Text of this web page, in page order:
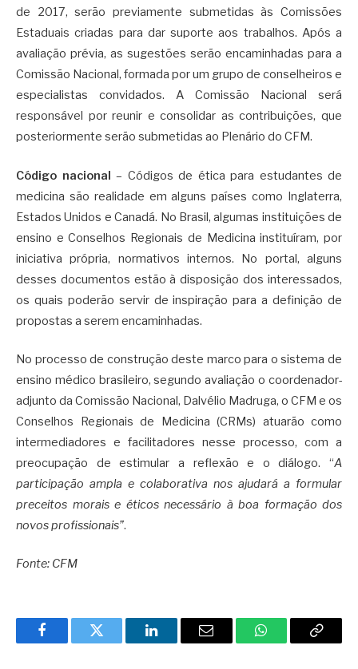
de 2017, serão previamente submetidas às Comissões
Estaduais criadas para dar suporte aos trabalhos. Após a
avaliação prévia, as sugestões serão encaminhadas para a
Comissão Nacional, formada por um grupo de conselheiros e
especialistas convidados. A Comissão Nacional será
responsável por reunir e consolidar as contribuições, que
posteriormente serão submetidas ao Plenário do CFM.
Código nacional – Códigos de ética para estudantes de
medicina são realidade em alguns países como Inglaterra,
Estados Unidos e Canadá. No Brasil, algumas instituições de
ensino e Conselhos Regionais de Medicina instituíram, por
iniciativa própria, normativos internos. No portal, alguns
desses documentos estão à disposição dos interessados,
os quais poderão servir de inspiração para a definição de
propostas a serem encaminhadas.
No processo de construção deste marco para o sistema de
ensino médico brasileiro, segundo avaliação o coordenador-
adjunto da Comissão Nacional, Dalvélio Madruga, o CFM e os
Conselhos Regionais de Medicina (CRMs) atuarão como
intermediadores e facilitadores nesse processo, com a
preocupação de estimular a reflexão e o diálogo. “A
participação ampla e colaborativa nos ajudará a formular
preceitos morais e éticos necessário à boa formação dos
novos profissionais”.
Fonte: CFM
FacebookTwitter LinkedInEmail WhatsAppCopy